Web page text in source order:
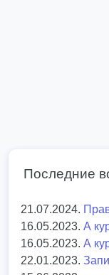
Последние
21.07.2024.
16.05.2023. А
16.05.2023. А
22.01.2023.